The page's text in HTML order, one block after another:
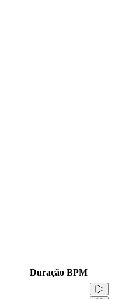
Duração BPM